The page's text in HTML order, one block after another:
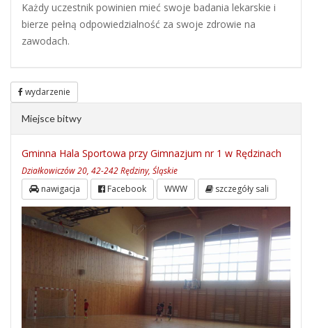
Każdy uczestnik powinien mieć swoje badania lekarskie i
bierze pełną odpowiedzialność za swoje zdrowie na
zawodach.
wydarzenie
Miejsce bitwy
Gminna Hala Sportowa przy Gimnazjum nr 1 w Rędzinach
Działkowiczów 20, 42-242 Rędziny, Śląskie
nawigacja Facebook WWW szczegóły sali